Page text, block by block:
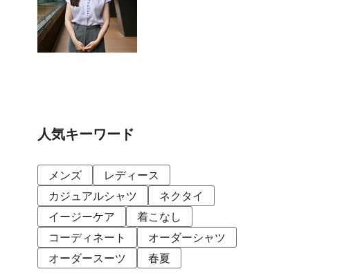
人気キーワード
メンズ
レディース
カジュアルシャツ
ネクタイ
イージーケア
着こなし
コーディネート
オーダーシャツ
オーダースーツ
春夏